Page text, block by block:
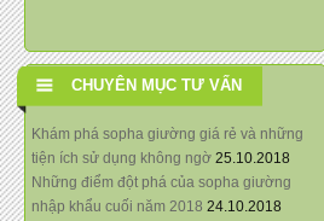
CHUYÊN MỤC TƯ VẤN
Khám phá sopha giường giá rẻ và những
tiện ích sử dụng không ngờ 25.10.2018
Những điểm đột phá của sopha giường
nhập khẩu cuối năm 2018 24.10.2018